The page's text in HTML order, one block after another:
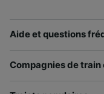
Aide et questions
Compagnies de train